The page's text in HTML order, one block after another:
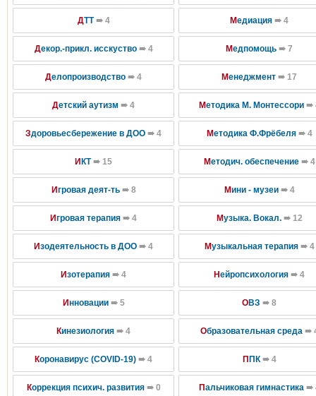
ДТТ➠ 4
Декор.-прикл. исскуство ➠ 4
Делопроизводство ➠ 4
Детский аутизм ➠ 4
Здоровьесбережение в ДОО ➠ 4
И КТ➠ 15
Игровая деят-ть ➠ 8
Игровая терапия ➠ 4
Изодеятельность в ДОО ➠ 4
Изотерапия ➠ 4
Инновации ➠ 5
Кинезиология ➠ 4
Коронавирус (COVID-19) ➠ 4
Коррекция психич. развития ➠ 0
Медиация ➠ 4
Медпомощь ➠ 7
Менеджмент ➠ 17
Методика М. Монтессори ➠
Методика Ф.Фрёбеля ➠ 4
Методич. обеспечение ➠ 4
Мини - музеи ➠ 4
Музыка. Вокал. ➠ 12
Музыкальная терапия ➠ 4
Нейропсихология ➠ 4
ОВЗ ➠ 8
Образовательная среда ➠
П ПК➠ 4
Пальчиковая гимнастика ➠